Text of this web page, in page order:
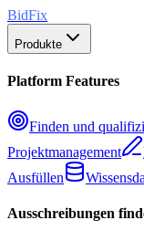
BidFix
Produkte
Platform Features
Finden und
Projektmanagement
Ausfüllen
Ausschreibungen